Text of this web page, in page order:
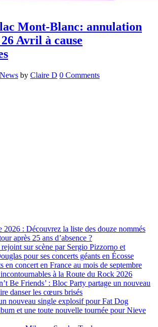
Mont-Blanc: annulation
Avril à cause
News by Claire D 0 Comments
2026 : Découvrez la liste des douze nommés
après 25 ans d’absence ?
sur scène par Sergio Pizzorno et
pour ses concerts géants en Écosse
en concert en France au mois de septembre
à la Route du Rock 2026
Be Friends’ : Bloc Party partage un nouveau
danser les cœurs brisés
nouveau single explosif pour Fat Dog
et une toute nouvelle tournée pour Nieve